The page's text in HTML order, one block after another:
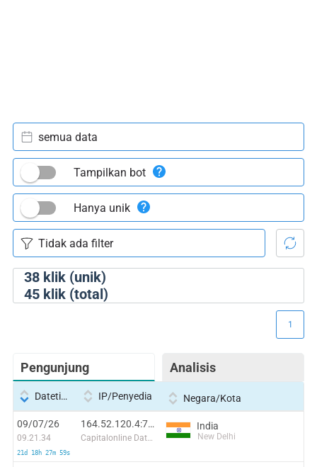
38klik (unik)
45klik (total)
semua data
Tampilkan bot
Hanya unik
Pengunjung Analisis
1
Datetime IP/Penyedia Negara/Kota
09/07/26
09.21.34
21d 18h 27m 59s
164.52.120.4:7367
Capitalonline Data Service (HK) Co
India
New Delhi